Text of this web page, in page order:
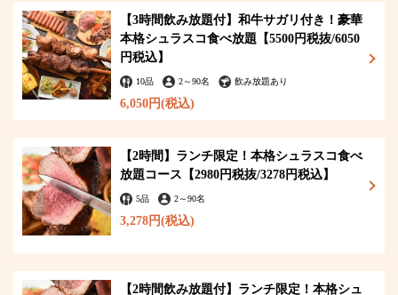
【3時間飲み放題付】和牛サガリ付き！豪華
本格シュラスコ食べ放題【5500円税抜/6050
円税込】
10品 2～90名 飲み放題あり
6,050円(税込)
【2時間】ランチ限定！本格シュラスコ食べ
放題コース【2980円税抜/3278円税込】
5品 2～90名
3,278円(税込)
【2時間飲み放題付】ランチ限定！本格シュ
https://niku-rock.owst.jp/coupons/53360265
閉じる